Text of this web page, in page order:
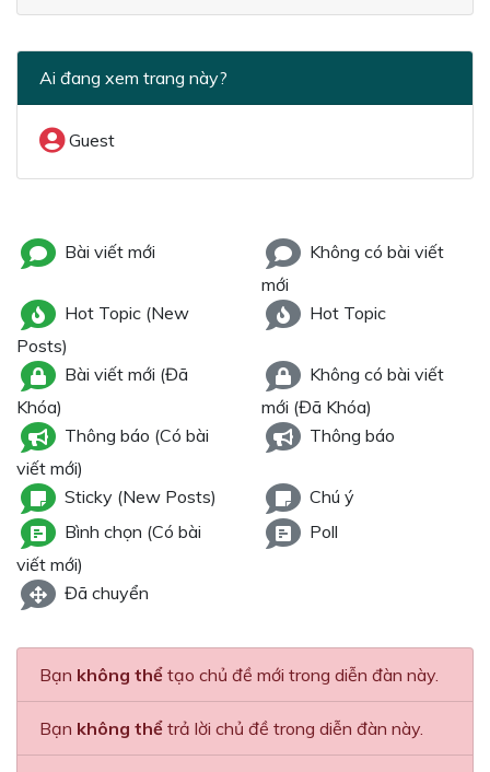
Ai đang xem trang này?
Guest
Bài viết mới
Không có bài viết
mới
Hot Topic (New
Posts)
Hot Topic
Bài viết mới (Đã
Khóa)
Không có bài viết
mới (Đã Khóa)
Thông báo (Có bài
viết mới)
Thông báo
Sticky (New Posts)
Chú ý
Bình chọn (Có bài
viết mới)
Poll
Đã chuyển
Bạn không thể tạo chủ đề mới trong diễn đàn này.
Bạn không thể trả lời chủ đề trong diễn đàn này.